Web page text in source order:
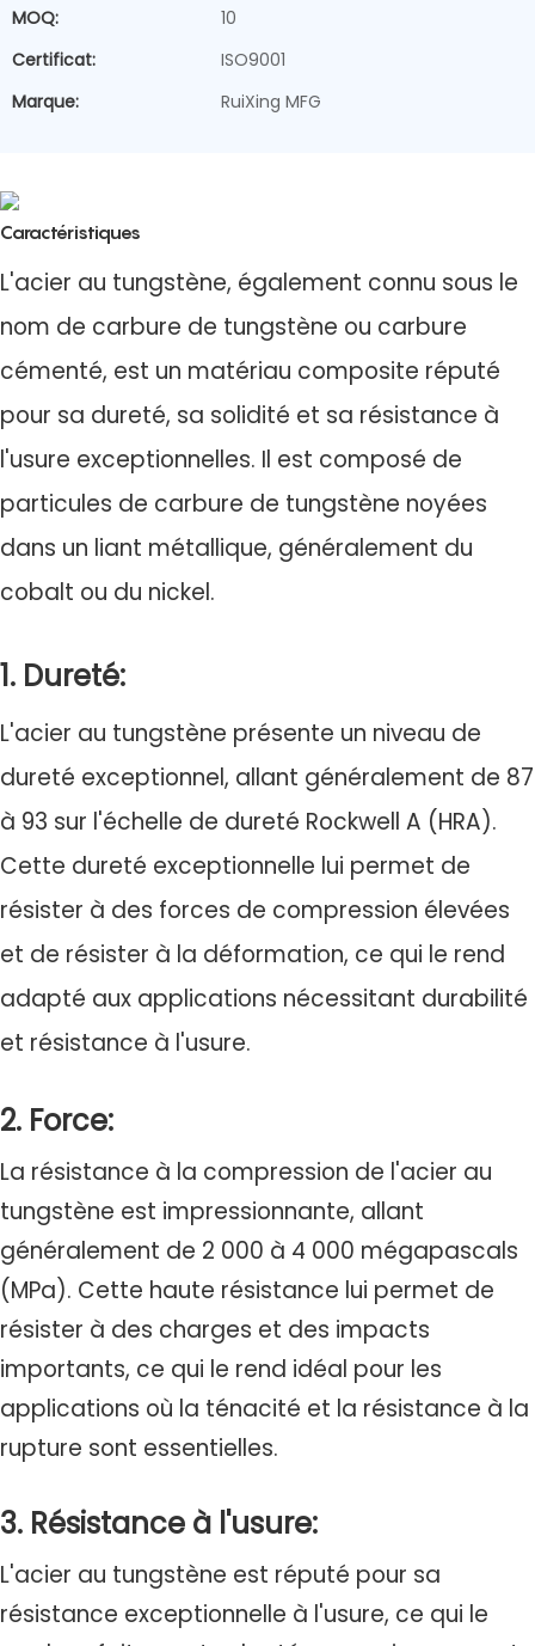
MOQ:
10
Certificat:
ISO9001
Marque:
RuiXing MFG
Caractéristiques
L'acier au tungstène, également connu sous le
nom de carbure de tungstène ou carbure
cémenté, est un matériau composite réputé
pour sa dureté, sa solidité et sa résistance à
l'usure exceptionnelles. Il est composé de
particules de carbure de tungstène noyées
dans un liant métallique, généralement du
cobalt ou du nickel.
1. Dureté:
L'acier au tungstène présente un niveau de
dureté exceptionnel, allant généralement de 87
à 93 sur l'échelle de dureté Rockwell A (HRA).
Cette dureté exceptionnelle lui permet de
résister à des forces de compression élevées
et de résister à la déformation, ce qui le rend
adapté aux applications nécessitant durabilité
et résistance à l'usure.
2. Force:
La résistance à la compression de l'acier au
tungstène est impressionnante, allant
généralement de 2 000 à 4 000 mégapascals
(MPa). Cette haute résistance lui permet de
résister à des charges et des impacts
importants, ce qui le rend idéal pour les
applications où la ténacité et la résistance à la
rupture sont essentielles.
3. Résistance à l'usure:
L'acier au tungstène est réputé pour sa
résistance exceptionnelle à l'usure, ce qui le